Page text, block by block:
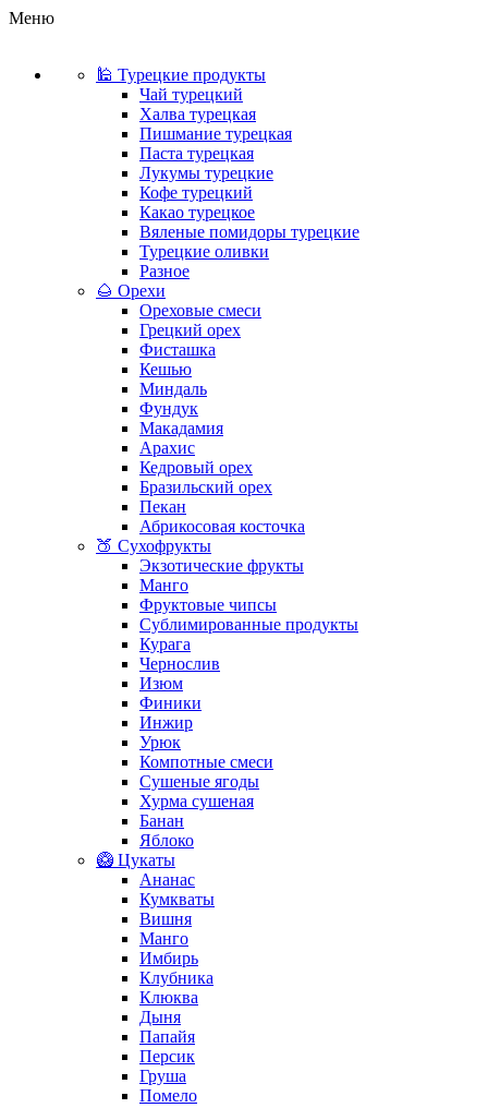
Меню
🕌 Турецкие продукты
Чай турецкий
Халва турецкая
Пишмание турецкая
Паста турецкая
Лукумы турецкие
Кофе турецкий
Какао турецкое
Вяленые помидоры турецкие
Турецкие оливки
Разное
🌰 Орехи
Ореховые смеси
Грецкий орех
Фисташка
Кешью
Миндаль
Фундук
Макадамия
Арахис
Кедровый орех
Бразильский орех
Пекан
Абрикосовая косточка
🍑 Сухофрукты
Экзотические фрукты
Манго
Фруктовые чипсы
Сублимированные продукты
Курага
Чернослив
Изюм
Финики
Инжир
Урюк
Компотные смеси
Сушеные ягоды
Хурма сушеная
Банан
Яблоко
🥝 Цукаты
Ананас
Кумкваты
Вишня
Манго
Имбирь
Клубника
Клюква
Дыня
Папайя
Персик
Груша
Помело